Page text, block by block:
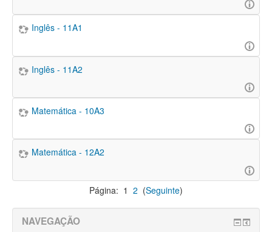
Inglês - 11A1
Inglês - 11A2
Matemática - 10A3
Matemática - 12A2
Página: 1 2 (Seguinte)
NAVEGAÇÃO